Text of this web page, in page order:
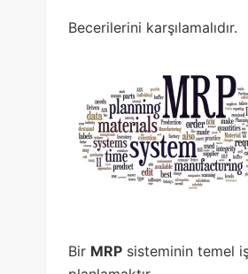
Becerilerini karşılamalıdır.
Bir MRP sisteminin temel